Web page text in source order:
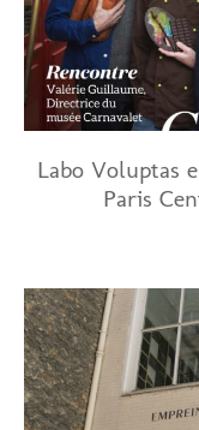
Labo Voluptas
Paris